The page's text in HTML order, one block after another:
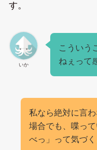
す。
いか
こういう
ねぇって
私なら絶対に言
場合でも、喋っ
べっ」って気づく